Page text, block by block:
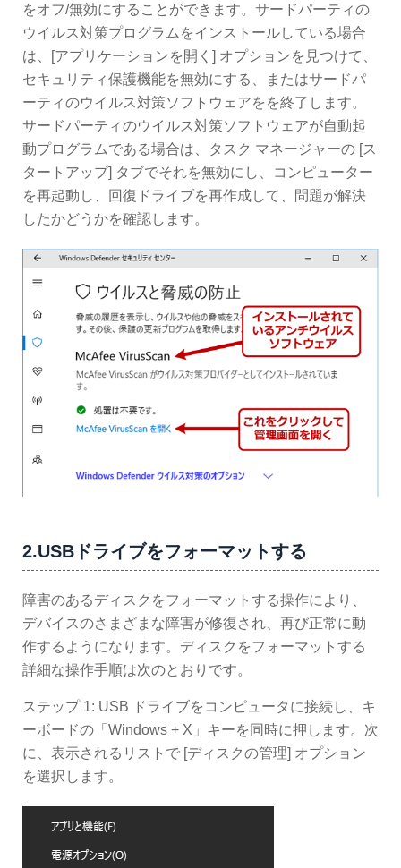
をオフ/無効にすることができます。サードパーティの
ウイルス対策プログラムをインストールしている場合
は、[アプリケーションを開く] オプションを見つけて、
セキュリティ保護機能を無効にする、またはサードパ
ーティのウイルス対策ソフトウェアをを終了します。
サードパーティのウイルス対策ソフトウェアが自動起
動プログラムである場合は、タスク マネージャーの [ス
タートアップ] タブでそれを無効にし、コンピューター
を再起動し、回復ドライブを再作成して、問題が解決
したかどうかを確認します。
2.USBドライブをフォーマットする
障害のあるディスクをフォーマットする操作により、
デバイスのさまざまな障害が修復され、再び正常に動
作するようになります。ディスクをフォーマットする
詳細な操作手順は次のとおりです。
ステップ 1: USB ドライブをコンピュータに接続し、キ
ーボードの「Windows + X」キーを同時に押します。次
に、表示されるリストで [ディスクの管理] オプション
を選択します。